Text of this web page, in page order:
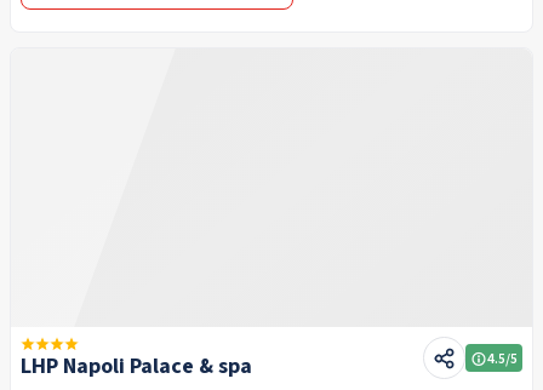
LHP Napoli Palace & spa 4.5/5